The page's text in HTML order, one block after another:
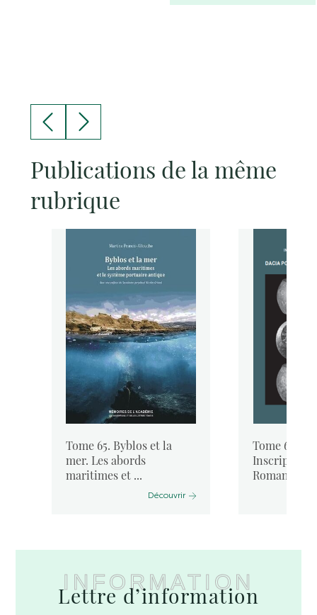
Publications de la même
rubrique
Tome 65. Byblos et la
mer. Les abords
maritimes et ...
Découvrir
Tome 64. «
Romanae ...
INFORMATION
Lettre d’information